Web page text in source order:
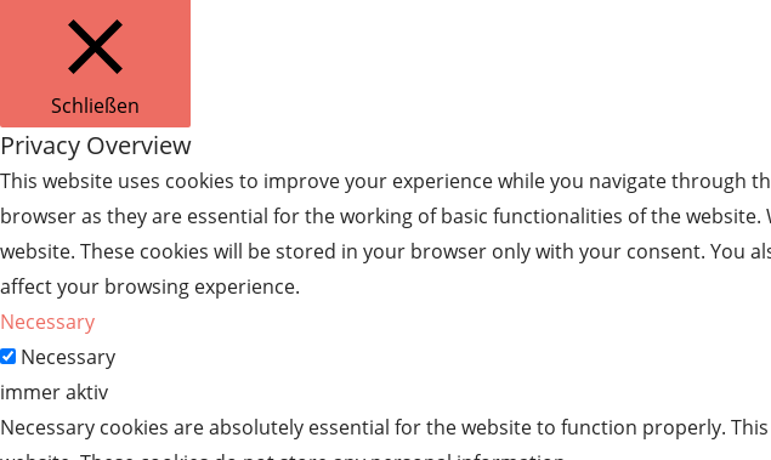
Schließen
Privacy Overview
This website uses cookies to improve your experience while you navigate through
browser as they are essential for the working of basic functionalities of the
website. These cookies will be stored in your browser only with your consent. You
affect your browsing experience.
Necessary
Necessary
immer aktiv
Necessary cookies are absolutely essential for the website to function properly.